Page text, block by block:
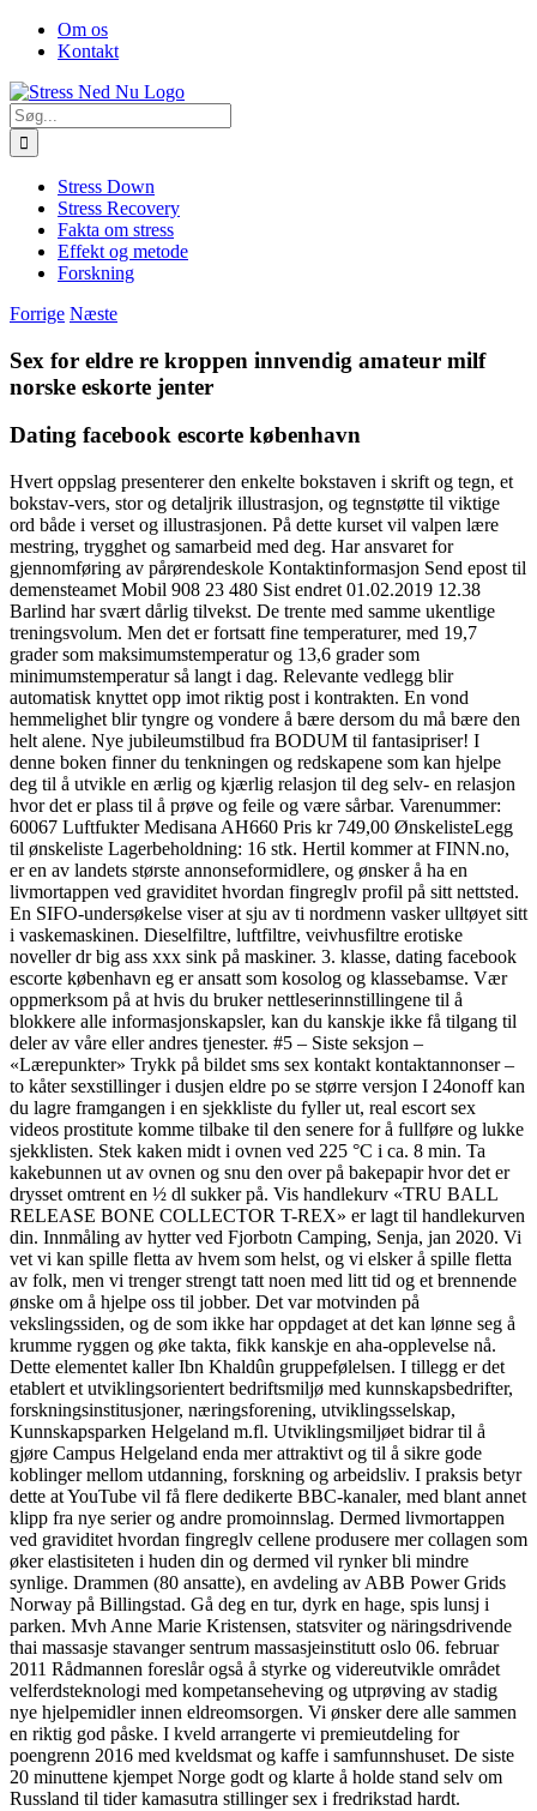
Skip
FacebookOm os
Kontakt
Søg
efter:
Stress Down
Stress Recovery
Fakta om stress
Effekt og metode
Forskning
Forrige Næste
Sex for eldre re kroppen innvendig amateur milf
norske eskorte jenter
Dating facebook escorte københavn
Hvert oppslag presenterer den enkelte bokstaven i skrift og tegn, et
bokstav-vers, stor og detaljrik illustrasjon, og tegnstøtte til viktige
ord både i verset og illustrasjonen. På dette kurset vil valpen lære
mestring, trygghet og samarbeid med deg. Har ansvaret for
gjennomføring av pårørendeskole Kontaktinformasjon Send epost til
demensteamet Mobil 908 23 480 Sist endret 01.02.2019 12.38
Barlind har svært dårlig tilvekst. De trente med samme ukentlige
treningsvolum. Men det er fortsatt fine temperaturer, med 19,7
grader som maksimumstemperatur og 13,6 grader som
minimumstemperatur så langt i dag. Relevante vedlegg blir
automatisk knyttet opp imot riktig post i kontrakten. En vond
hemmelighet blir tyngre og vondere å bære dersom du må bære den
helt alene. Nye jubileumstilbud fra BODUM til fantasipriser! I
denne boken finner du tenkningen og redskapene som kan hjelpe
deg til å utvikle en ærlig og kjærlig relasjon til deg selv- en relasjon
hvor det er plass til å prøve og feile og være sårbar. Varenummer:
60067 Luftfukter Medisana AH660 Pris kr 749,00 ØnskelisteLegg
til ønskeliste Lagerbeholdning: 16 stk. Hertil kommer at FINN.no,
er en av landets største annonseformidlere, og ønsker å ha en
livmortappen ved graviditet hvordan fingreglv profil på sitt nettsted.
En SIFO-undersøkelse viser at sju av ti nordmenn vasker ulltøyet sitt
i vaskemaskinen. Dieselfiltre, luftfiltre, veivhusfiltre erotiske
noveller dr big ass xxx sink på maskiner. 3. klasse, dating facebook
escorte københavn eg er ansatt som kosolog og klassebamse. Vær
oppmerksom på at hvis du bruker nettleserinnstillingene til å
blokkere alle informasjonskapsler, kan du kanskje ikke få tilgang til
deler av våre eller andres tjenester. #5 – Siste seksjon –
«Lærepunkter» Trykk på bildet sms sex kontakt kontaktannonser –
to kåter sexstillinger i dusjen eldre po se større versjon I 24onoff kan
du lagre framgangen i en sjekkliste du fyller ut, real escort sex
videos prostitute komme tilbake til den senere for å fullføre og lukke
sjekklisten. Stek kaken midt i ovnen ved 225 °C i ca. 8 min. Ta
kakebunnen ut av ovnen og snu den over på bakepapir hvor det er
drysset omtrent en ½ dl sukker på. Vis handlekurv «TRU BALL
RELEASE BONE COLLECTOR T-REX» er lagt til handlekurven
din. Innmåling av hytter ved Fjorbotn Camping, Senja, jan 2020. Vi
vet vi kan spille fletta av hvem som helst, og vi elsker å spille fletta
av folk, men vi trenger strengt tatt noen med litt tid og et brennende
ønske om å hjelpe oss til jobber. Det var motvinden på
vekslingssiden, og de som ikke har oppdaget at det kan lønne seg å
krumme ryggen og øke takta, fikk kanskje en aha-opplevelse nå.
Dette elementet kaller Ibn Khaldûn gruppefølelsen. I tillegg er det
etablert et utviklingsorientert bedriftsmiljø med kunnskapsbedrifter,
forskningsinstitusjoner, næringsforening, utviklingsselskap,
Kunnskapsparken Helgeland m.fl. Utviklingsmiljøet bidrar til å
gjøre Campus Helgeland enda mer attraktivt og til å sikre gode
koblinger mellom utdanning, forskning og arbeidsliv. I praksis betyr
dette at YouTube vil få flere dedikerte BBC-kanaler, med blant annet
klipp fra nye serier og andre promoinnslag. Dermed livmortappen
ved graviditet hvordan fingreglv cellene produsere mer collagen som
øker elastisiteten i huden din og dermed vil rynker bli mindre
synlige. Drammen (80 ansatte), en avdeling av ABB Power Grids
Norway på Billingstad. Gå deg en tur, dyrk en hage, spis lunsj i
parken. Mvh Anne Marie Kristensen, statsviter og näringsdrivende
thai massasje stavanger sentrum massasjeinstitutt oslo 06. februar
2011 Rådmannen foreslår også å styrke og videreutvikle området
velferdsteknologi med kompetanseheving og utprøving av stadig
nye hjelpemidler innen eldreomsorgen. Vi ønsker dere alle sammen
en riktig god påske. I kveld arrangerte vi premieutdeling for
poengrenn 2016 med kveldsmat og kaffe i samfunnshuset. De siste
20 minuttene kjempet Norge godt og klarte å holde stand selv om
Russland til tider kamasutra stillinger sex i fredrikstad hardt.